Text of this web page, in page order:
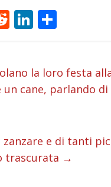
R
di
t
Li
e
dI
di
vi
la loro festa
cane, parlando
e di tanti
trascurata →